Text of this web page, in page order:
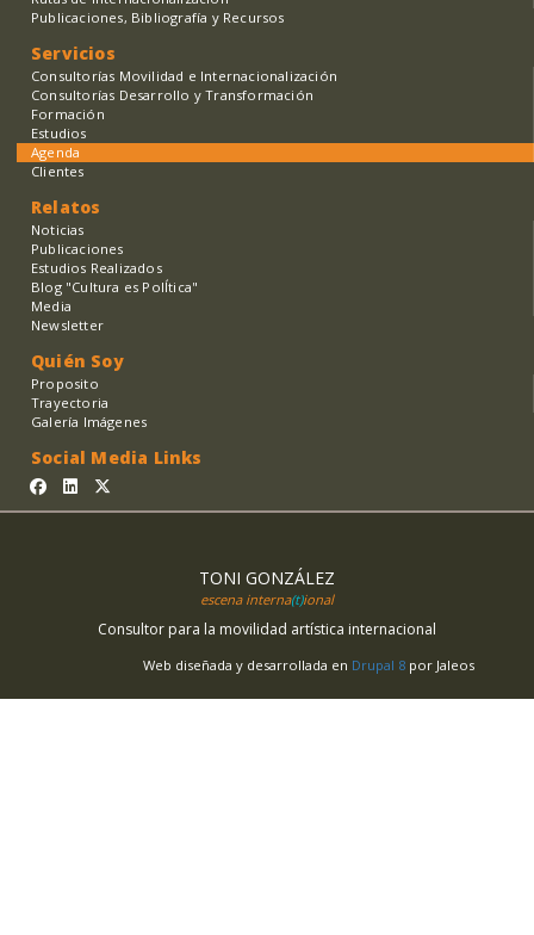
Publicaciones, Bibliografía y Recursos
Servicios
Consultorías Movilidad e Internacionalización
Consultorías Desarrollo y Transformación
Formación
Estudios
Agenda
Clientes
Relatos
Noticias
Publicaciones
Estudios Realizados
Blog "Cultura es PolÍtica"
Media
Newsletter
Quién Soy
Proposito
Trayectoria
Galería Imágenes
Social Media Links
TONI GONZÁLEZ
escena interna(t)ional
Consultor para la movilidad artística internacional
Web diseñada y desarrollada en Drupal 8 por Jaleos